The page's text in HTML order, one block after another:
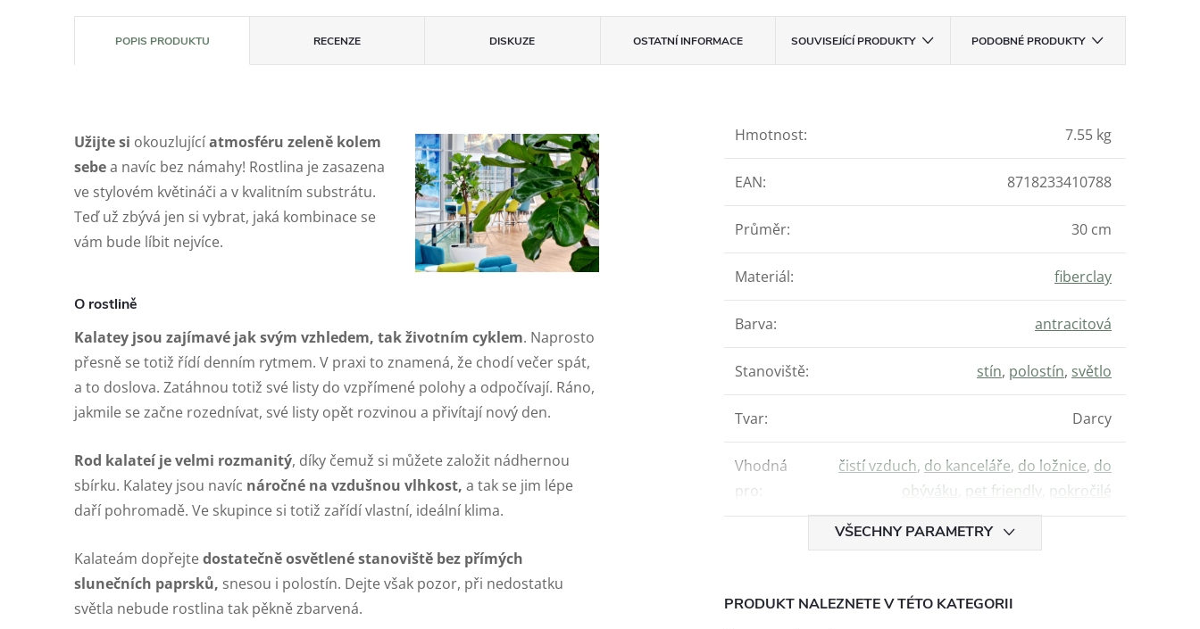
POPIS PRODUKTU RECENZE DISKUZE OSTATNÍ INFORMACE SOUVISEJÍCÍ PRODUKTY PODOBNÉ PRODUKTY
Užijte si okouzlujícíatmosféru zeleně kolem
sebea navíc bez námahy! Rostlina je zasazena
ve stylovém květináči a v kvalitním substrátu.
Teď už zbývá jen si vybrat, jaká kombinace se
vám bude líbit nejvíce.
O rostlině
Kalatey jsou zajímavé jak svým vzhledem, tak životním cyklem. Naprosto
přesně se totiž řídí denním rytmem. V praxi to znamená, že chodí večer spát,
a to doslova. Zatáhnou totiž své listy do vzpřímené polohy a odpočívají. Ráno,
jakmile se začne rozednívat, své listy opět rozvinou a přivítají nový den.
Rod kalateí je velmi rozmanitý, díky čemuž si můžete založit nádhernou
sbírku. Kalatey jsou navíc náročné na vzdušnou vlhkost, a tak se jim lépe
daří pohromadě. Ve skupince si totiž zařídí vlastní, ideální klima.
Kalateám dopřejtedostatečně osvětlené stanoviště bez přímých
slunečních paprsků, snesou i polostín. Dejte však pozor, při nedostatku
světla nebude rostlina tak pěkně zbarvená.
Hmotnost: 7.55 kg
EAN: 8718233410788
Průměr: 30 cm
Materiál: fiberclay
Barva: antracitová
Stanoviště: stín, polostín, světlo
Tvar: Darcy
Vhodná
pro:
čistí vzduch, do kanceláře, do ložnice, do
obýváku pet friendly pokročilé
VŠECHNY PARAMETRY
PRODUKT NALEZNETE V TÉTO KATEGORII